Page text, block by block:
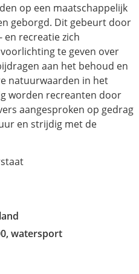
op een maatschappelijk
geborgd. Dit gebeurt door
recreatie zich
te geven over
aan het behoud en
natuurwaarden in het
worden recreanten door
aangesproken op gedrag
en strijdig met de
, watersport